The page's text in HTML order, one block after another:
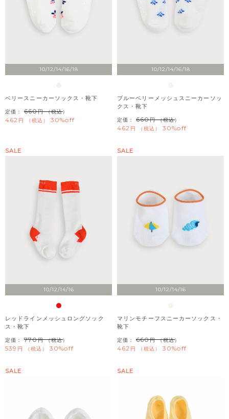
10/12/14/16/18
ベリースニーカーソックス・靴下
定価： 660 （税込）
462 税込 30%off
10/12/14/16/18
ブルーベリーメッシュスニーカーソッ
クス・靴下
定価： 660 （税込）
462 税込 30%off
10/12/14/16
SALE
レッドラインメッシュロングソック
ス・靴下
定価： 770 （税込）
539 税込 30%off
10/12/14/16
SALE
マリンモチーフスニーカーソックス・
靴下
定価： 660 （税込）
462 税込 30%off
SALE SALE